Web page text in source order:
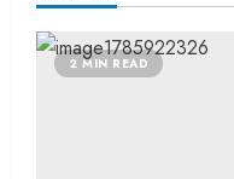
2 MIN READ